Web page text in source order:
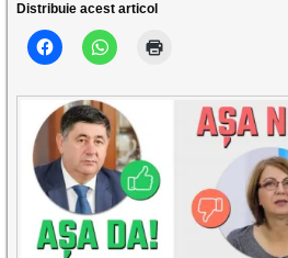
Distribuie acest articol